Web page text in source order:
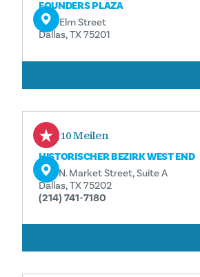
FOUNDERS PLAZA
600 Elm Street
Dallas, TX 75201
0,10 Meilen
HISTORISCHER BEZIRK WEST END
208 N. Market Street, Suite A
Dallas, TX 75202
(214) 741-7180